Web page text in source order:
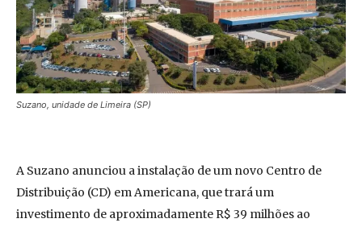
Suzano, unidade de Limeira (SP)
A Suzano anunciou a instalação de um novo Centro de
Distribuição (CD) em Americana, que trará um
investimento de aproximadamente R$ 39 milhões ao